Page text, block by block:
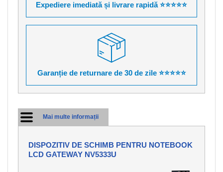
Expediere imediată și livrare rapidă ⭐⭐⭐⭐⭐
Garanție de returnare de 30 de zile ⭐⭐⭐⭐⭐
Mai multe informații
DISPOZITIV DE SCHIMB PENTRU NOTEBOOK
LCD GATEWAY NV5333U